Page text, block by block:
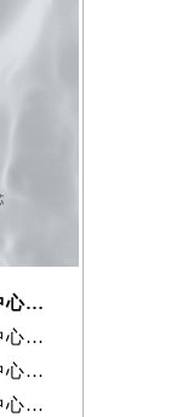
1、广州沛纳海官方售后服务中心｜最新官方电话和维修地址权威信息公示（2026年8月最新）
2、广州沛纳海官方售后服务中心｜网点地址与24小时客服热线权威信息公示（2026年8月最新）
3、广州沛纳海官方售后服务中心｜网点地址与服务热线权威信息公示（2026年8月最新）
4、广州沛纳海官方售后服务中心｜详细网点地址及客服热线权威信息公示（2026年8月最新）